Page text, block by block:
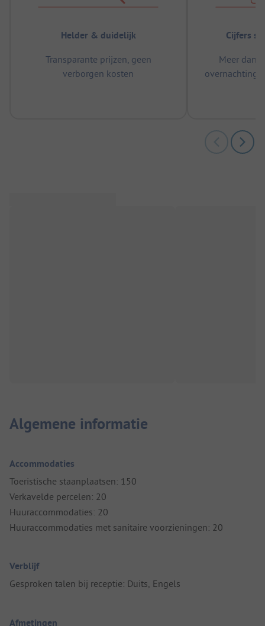
Helder & duidelijk
Transparante prijzen, geen
verborgen kosten
Cijfers
Meer dan
Algemene informatie
Accommodaties
Toeristische staanplaatsen: 150
Verkavelde percelen: 20
Huuraccommodaties: 20
Huuraccommodaties met sanitaire voorzieningen: 20
Verblijf
Gesproken talen bij receptie: Duits, Engels
Afmetingen